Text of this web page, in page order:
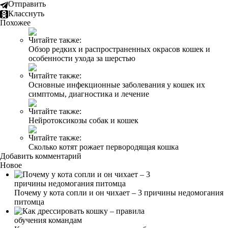
Отправить
Класснуть
Похожее
Читайте также:
Обзор редких и распространенных окрасов кошек и
особенности ухода за шерстью
Читайте также:
Основные инфекционные заболевания у кошек их
симптомы, диагностика и лечение
Читайте также:
Нейротоксикозы собак и кошек
Читайте также:
Сколько котят рожает первородящая кошка
Добавить комментарий
Новое
Почему у кота сопли и он чихает – 3 причины недомогания
питомца